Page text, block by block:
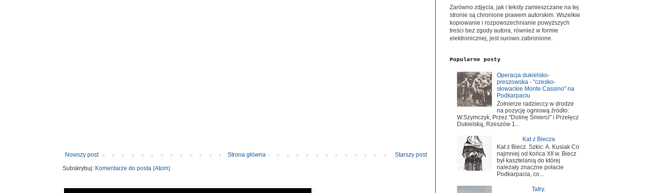
Nowszy post Starszy post
Strona główna
Subskrybuj: Komentarze do posta (Atom)
Zarówno zdjęcia, jak i teksty zamieszczane na tej
stronie są chronione prawem autorskim. Wszelkie
kopiowanie i rozpowszechnianie powyższych
treści bez zgody autora, również w formie
elektronicznej, jest surowo zabronione.
Popularne posty
Operacja dukielsko-
preszowska - "czesko-
słowackie Monte Cassino" na
Podkarpaciu
Żołnierze radzieccy w drodze
na pozycję ogniową źródło:
W.Szymczyk, Przez "Dolinę Śmierci" i Przełęcz
Dukielską, Rzeszów 1...
Kat z Biecza
Kat z Biecz. Szkic: A. Kusiak Co
najmniej od końca XII w. Biecz
był kasztelanią do której
należały znaczne połacie
Podkarpacia, co...
Tatry.